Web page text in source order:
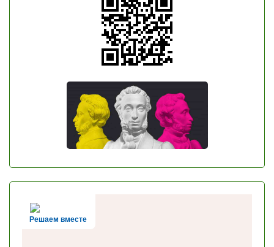
Решаем вместе